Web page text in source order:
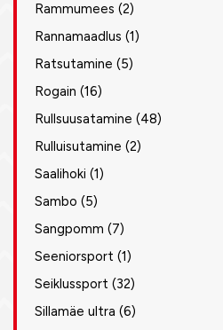
Rammumees (2)
Rannamaadlus (1)
Ratsutamine (5)
Rogain (16)
Rullsuusatamine (48)
Rulluisutamine (2)
Saalihoki (1)
Sambo (5)
Sangpomm (7)
Seeniorsport (1)
Seiklussport (32)
Sillamäe ultra (6)